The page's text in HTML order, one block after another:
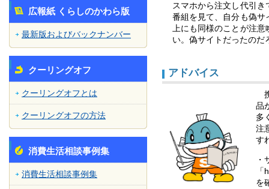
広報紙 くらしのかわら版
最新版およびバックナンバー
クーリングオフ
クーリングオフとは
クーリングオフの方法
消費生活相談事例集
消費生活相談事例集
スマホから注文し代引
番組を見て、自分も偽サ
上にも同様のことが注
い。偽サイトだったのだ
アドバイス
品
多
注
す
を